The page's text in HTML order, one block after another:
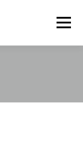
メニュ